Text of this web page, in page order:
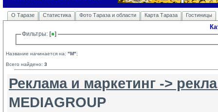
О Таразе Статистика Фото Тараза и области Карта Тараза Гостиницы
Фильтры:
Название начинается на: "M";
Всего найдено: 3
Реклама и маркетинг ->
MEDIAGROUP